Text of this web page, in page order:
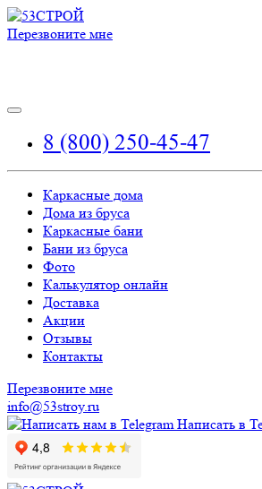
Перезвоните мне
8 (800) 250-45-47
Каркасные дома
Дома из бруса
Каркасные бани
Бани из бруса
Фото
Калькулятор онлайн
Доставка
Акции
Отзывы
Контакты
Перезвоните мне
info@53stroy.ru
Написать в